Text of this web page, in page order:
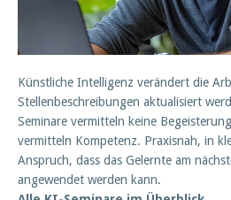
Künstliche Intelligenz verändert die
Stellenbeschreibungen aktualisiert
Seminare vermitteln keine
vermitteln Kompetenz. Praxisnah, in
Anspruch, dass das Gelernte am
angewendet werden kann.